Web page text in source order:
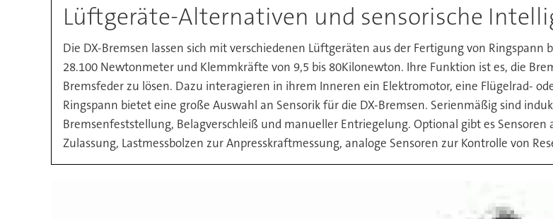
Lüftgeräte-Alternativen und sensorische
Die DX-Bremsen lassen sich mit verschiedenen Lüftgeräten aus der Fertigung von
28.100 Newtonmeter und Klemmkräfte von 9,5 bis 80Kilonewton. Ihre Funktion ist es, die
Bremsfeder zu lösen. Dazu interagieren in ihrem Inneren ein Elektromotor, eine Flügelrad-
Ringspann bietet eine große Auswahl an Sensorik für die DX-Bremsen. Serienmäßig sind
Bremsenfeststellung, Belagverschleiß und manueller Entriegelung. Optional gibt es
Zulassung, Lastmessbolzen zur Anpresskraftmessung, analoge Sensoren zur Kontrolle von